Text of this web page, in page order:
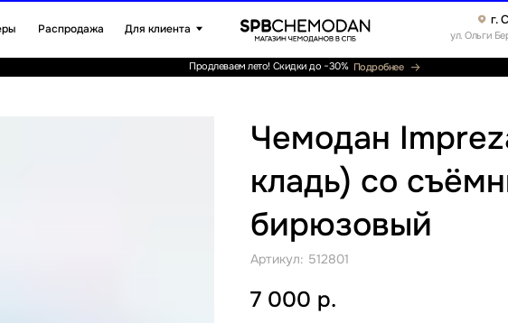
Распродажа Для клиента ул. Ольги Берггольц, 35а, офис
г. Санкт-Петербург ▸
Подробнее
Продлеваем лето! Скидки до −30%
Чемодан
кладь) со
бирюзовый
Артикул: 512801
7 000 р.